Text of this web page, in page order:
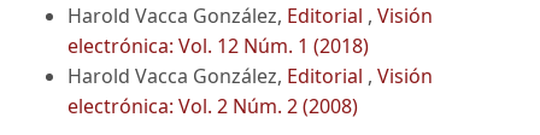
Harold Vacca González, Editorial , Visión
electrónica: Vol. 12 Núm. 1 (2018)
Harold Vacca González, Editorial , Visión
electrónica: Vol. 2 Núm. 2 (2008)